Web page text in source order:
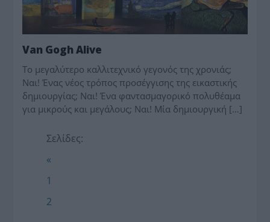
Van Gogh Alive
Το μεγαλύτερο καλλιτεχνικό γεγονός της χρονιάς;
Ναι! Ένας νέος τρόπος προσέγγισης της εικαστικής
δημιουργίας; Ναι! Ένα φαντασμαγορικό πολυθέαμα
για μικρούς και μεγάλους; Ναι! Μία δημιουργική […]
Σελίδες:
«
1
2